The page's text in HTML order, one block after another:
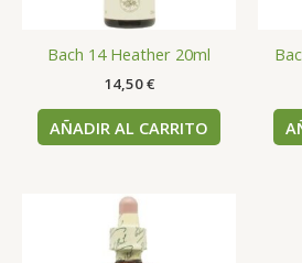
Bach 14 Heather 20ml
14,50€
AÑADIR AL CARRITO